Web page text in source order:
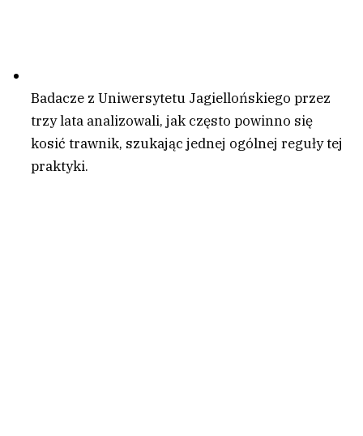
Badacze z Uniwersytetu Jagiellońskiego przez
trzy lata analizowali, jak często powinno się
kosić trawnik, szukając jednej ogólnej reguły tej
praktyki.